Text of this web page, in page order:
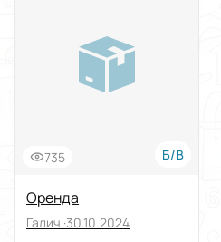
Виберіть групу категорій
735 Б/В
Оренда
Галич ·30.10.2024